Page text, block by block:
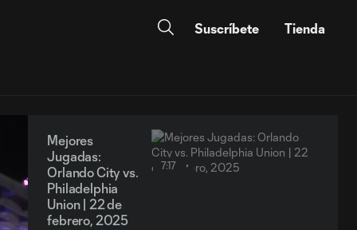
Suscríbete Tienda
Mejores
Jugadas:
Orlando City vs.
Philadelphia
Union | 22 de
febrero, 2025
7:17